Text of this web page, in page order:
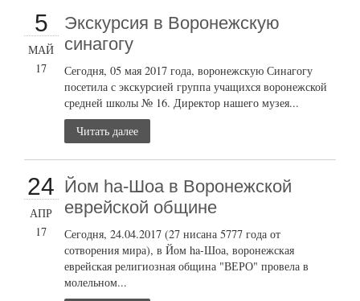
5
МАЙ
17
Экскурсия в Воронежскую
синагогу
Сегодня, 05 мая 2017 года, воронежскую Синагогу
посетила с экскурсией группа учащихся воронежской
средней школы № 16. Директор нашего музея...
Читать далее
24
АПР
17
Йом ha-Шоа в Воронежской
еврейской общине
Сегодня, 24.04.2017 (27 нисана 5777 года от
сотворения мира), в Йом ha-Шоа, воронежская
еврейская религиозная община "ВЕРО" провела в
молельном...